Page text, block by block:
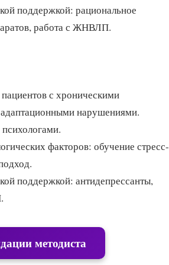
поддержкой: рациональное
работа с ЖНВЛП.
с хроническими
нарушениями.
факторов: обучение стресс-
поддержкой: антидепрессанты,
методиста